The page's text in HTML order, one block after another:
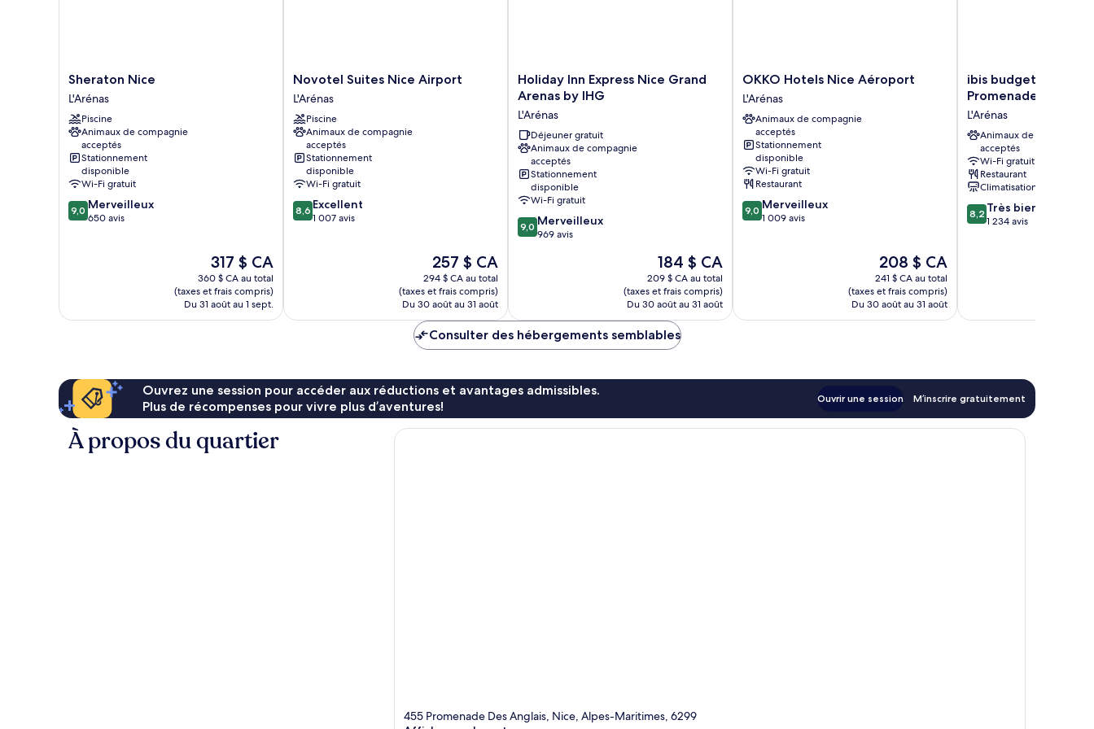
Sheraton
Nice
L'Arénas
Sheraton Nice
L'Arénas
Piscine
Animaux de compagnie
acceptés
Stationnement
disponible
Wi-Fi gratuit
9.0
sur
9,0 Merveilleux
650 avis
Le
prix
est
de
317 $ CA
317 $ CA
360 $ CA au total
(taxes et frais compris)
Du 31 août au 1 sept.
Novotel
Suites
Nice
Airport
L'Arénas
Novotel Suites Nice Airport
L'Arénas
Piscine
Animaux de compagnie
acceptés
Stationnement
disponible
Wi-Fi gratuit
8.6
sur
8,6 Excellent
1 007 avis
Le
prix
est
de
257 $ CA
257 $ CA
294 $ CA au total
(taxes et frais compris)
Du 30 août au 31 août
Holiday
Inn
Nice
Grand
Arenas
IHG
L'Arénas
Holiday Inn Express Nice Grand
Arenas by IHG
L'Arénas
Déjeuner gratuit
Animaux de compagnie
acceptés
Stationnement
disponible
Wi-Fi gratuit
9.0
sur
9,0 Merveilleux
969 avis
Le
prix
est
de
184 $ CA
184 $ CA
209 $ CA au total
(taxes et frais compris)
Du 30 août au 31 août
OKKO
Hotels
Nice
Aéroport
L'Arénas
OKKO Hotels Nice Aéroport
L'Arénas
Animaux de compagnie
acceptés
Stationnement
disponible
Wi-Fi gratuit
Restaurant
9.0
sur
9,0 Merveilleux
1 009 avis
Le
prix
est
de
208 $ CA
208 $ CA
241 $ CA au total
(taxes et frais compris)
Du 30 août au 31 août
ibis
budget
Aeroport
Promenade
des
Anglais
L'Arénas
ibis budget Nice
Promenade des
L'Arénas
Animaux de compagnie
acceptés
Wi-Fi gratuit
Restaurant
Climatisation
8.2
sur
8,2 Très bien
1 234 avis
Consulter des hébergements semblables
Ouvrez une session pour accéder aux réductions et avantages admissibles.
Plus de récompenses pour vivre plus d’aventures!
Ouvrir une session M’inscrire gratuitement
À propos du quartier
455 Promenade Des Anglais, Nice, Alpes-Maritimes, 6299